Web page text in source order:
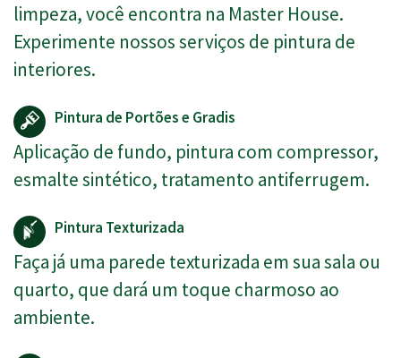
limpeza, você encontra na Master House.
Experimente nossos serviços de pintura de
interiores.
Pintura de Portões e Gradis
Aplicação de fundo, pintura com compressor,
esmalte sintético, tratamento antiferrugem.
Pintura Texturizada
Faça já uma parede texturizada em sua sala ou
quarto, que dará um toque charmoso ao
ambiente.